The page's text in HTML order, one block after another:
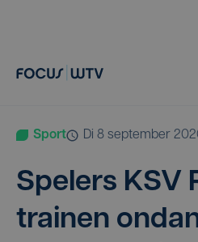
Sport di 8 september
Spe­lers KSV
trai­nen